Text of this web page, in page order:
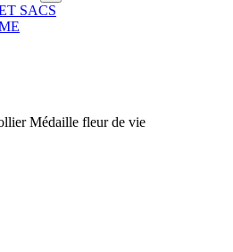
SACS
Médaille fleur de vie